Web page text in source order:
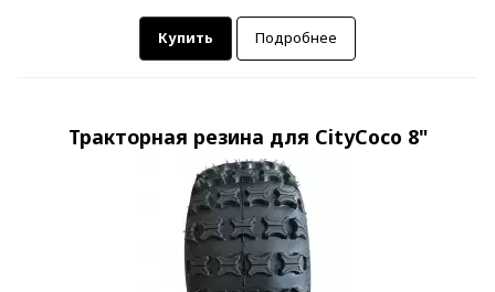
Купить Подробнее
Тракторная резина для CityCoco 8"